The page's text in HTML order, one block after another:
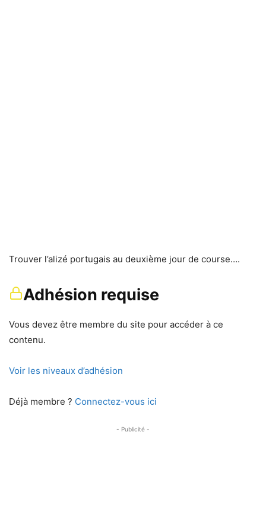
Trouver l’alizé portugais au deuxième jour de course….
Adhésion requise
Vous devez être membre du site pour accéder à ce
contenu.
Voir les niveaux d’adhésion
Déjà membre ? Connectez-vous ici
- Publicité -